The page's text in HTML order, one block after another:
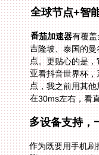
全球节点+智
番茄加速器有覆
吉隆坡
点。更
亚看抖
点，我
在30ms左右，看
多设备支持，
作为既要用手机
腾讯NBA的人，我
Android、iOS、
时连多个设备。
世界杯，平板播
不冲突——对和家